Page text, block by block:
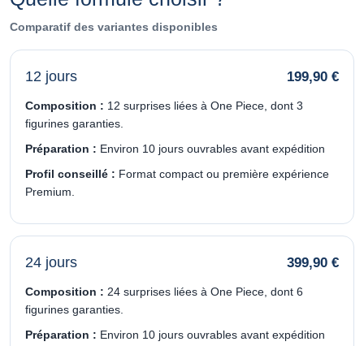
Comparatif des variantes disponibles
12 jours 199,90 €
Composition : 12 surprises liées à One Piece, dont 3
figurines garanties.
Préparation : Environ 10 jours ouvrables avant expédition
Profil conseillé : Format compact ou première expérience
Premium.
24 jours 399,90 €
Composition : 24 surprises liées à One Piece, dont 6
figurines garanties.
Préparation : Environ 10 jours ouvrables avant expédition